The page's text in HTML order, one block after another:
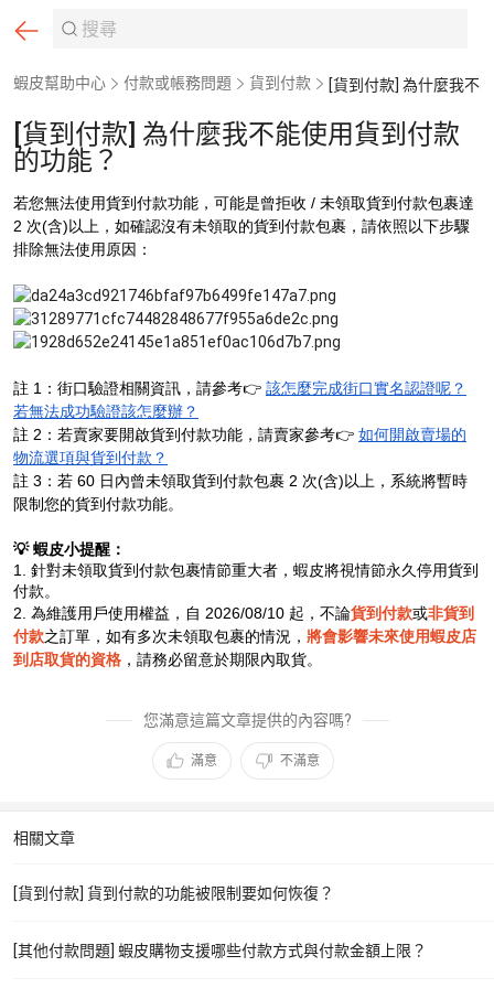
蝦皮幫助中心 付款或帳務問題 貨到付款 [貨到付款] 為什麼我不能使用貨到付款的功能？
[貨到付款] 為什麼我不能使用貨到付款
的功能？
若您無法使用貨到付款功能，可能是曾拒收 / 未領取貨到付款包裹達
2 次(含)以上，如確認沒有未領取的貨到付款包裹，請依照以下步驟
排除無法使用原因：
註 1：街口驗證相關資訊，請參考👉 該怎麼完成街口實名認證呢？
若無法成功驗證該怎麼辦？
註 2：若賣家要開啟貨到付款功能，請賣家參考👉 如何開啟賣場的
物流選項與貨到付款？
註 3：若 60 日內曾未領取貨到付款包裹 2 次(含)以上，系統將暫時
限制您的貨到付款功能。
💡 蝦皮小提醒：
1. 針對未領取貨到付款包裹情節重大者，蝦皮將視情節永久停用貨到
付款。
2. 為維護用戶使用權益，自 2026/08/10 起，不論貨到付款或非貨到
付款之訂單，如有多次未領取包裹的情況， 將會影響未來使用蝦皮店
到店取貨的資格 ，請務必留意於期限內取貨。
您滿意這篇文章提供的內容嗎?
滿意 不滿意
相關文章
[貨到付款] 貨到付款的功能被限制要如何恢復？
[其他付款問題] 蝦皮購物支援哪些付款方式與付款金額上限？